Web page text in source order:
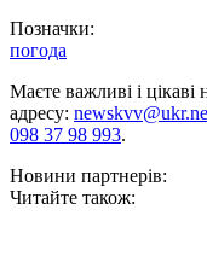
Позначки:
погода
Маєте важливі і
адресу:
098 37 98 993.
Новини партнерів:
Читайте також: